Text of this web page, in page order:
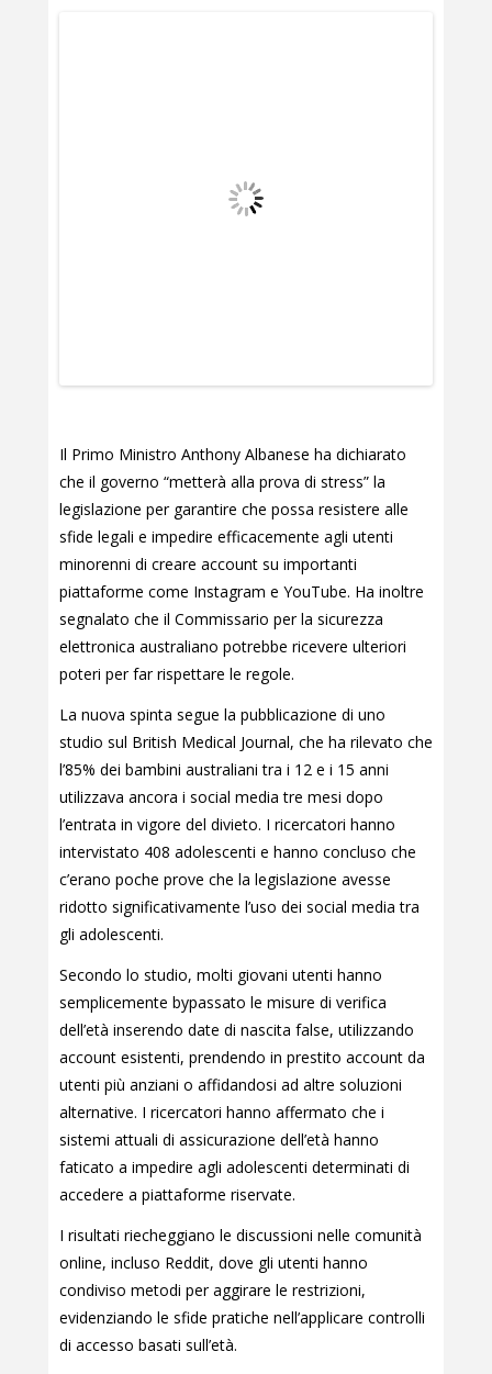
Il Primo Ministro Anthony Albanese ha dichiarato
che il governo “metterà alla prova di stress” la
legislazione per garantire che possa resistere alle
sfide legali e impedire efficacemente agli utenti
minorenni di creare account su importanti
piattaforme come Instagram e YouTube. Ha inoltre
segnalato che il Commissario per la sicurezza
elettronica australiano potrebbe ricevere ulteriori
poteri per far rispettare le regole.
La nuova spinta segue la pubblicazione di uno
studio sul British Medical Journal, che ha rilevato che
l’85% dei bambini australiani tra i 12 e i 15 anni
utilizzava ancora i social media tre mesi dopo
l’entrata in vigore del divieto. I ricercatori hanno
intervistato 408 adolescenti e hanno concluso che
c’erano poche prove che la legislazione avesse
ridotto significativamente l’uso dei social media tra
gli adolescenti.
Secondo lo studio, molti giovani utenti hanno
semplicemente bypassato le misure di verifica
dell’età inserendo date di nascita false, utilizzando
account esistenti, prendendo in prestito account da
utenti più anziani o affidandosi ad altre soluzioni
alternative. I ricercatori hanno affermato che i
sistemi attuali di assicurazione dell’età hanno
faticato a impedire agli adolescenti determinati di
accedere a piattaforme riservate.
I risultati riecheggiano le discussioni nelle comunità
online, incluso Reddit, dove gli utenti hanno
condiviso metodi per aggirare le restrizioni,
evidenziando le sfide pratiche nell’applicare controlli
di accesso basati sull’età.